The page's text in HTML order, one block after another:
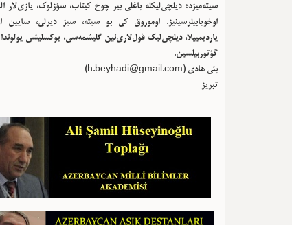
سیته‌میزده دیلچی‌لیکله باغلی بیر چوخ کیتاب، سؤزلوک، یازی‌لار
اوخویابیلرسینیز. اوموروق کی بو سیته، سیز دیرلی، سایین
یاردیمییلا، دیلچی‌لیک قول‌لاری‌نین گلیشمه‌سی، یوکسلیشی یولوندا
گؤتوربیلسین.
بئی هادی (h.beyhadi@gmail.com
)
تبریز